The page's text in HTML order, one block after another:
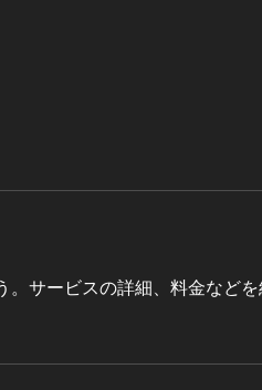
サービスの詳細、料金などを